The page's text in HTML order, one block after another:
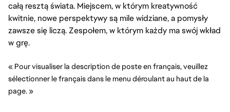
całą resztą świata. Miejscem, w którym kreatywność
kwitnie, nowe perspektywy są mile widziane, a pomysły
zawsze się liczą. Zespołem, w którym każdy ma swój wkład
w grę.
« Pour visualiser la description de poste en français, veuillez
sélectionner le français dans le menu déroulant au haut de la
page. »